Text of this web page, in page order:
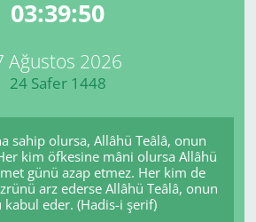
03:39:50
Ağustos 2026
24 Safer 1448
sahip olursa, Allâhü Teâlâ, onun
kim öfkesine mâni olursa Allâhü
günü azap etmez. Her kim de
arz ederse Allâhü Teâlâ, onun
kabul eder. (Hadis-i şerif)